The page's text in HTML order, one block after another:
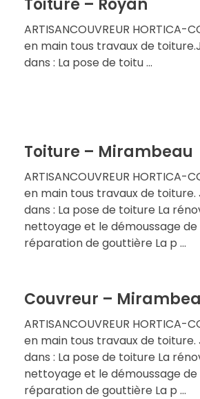
Toiture – Royan
ARTISANCOUVREUR HORTICA-
en main tous travaux de
dans : La pose de toitu ...
Toiture – Mirambeau
ARTISANCOUVREUR HORTICA-
en main tous travaux de toiture.
dans : La pose de toiture La
nettoyage et le démoussage
réparation de gouttière La p ...
Couvreur –
ARTISANCOUVREUR HORTICA-
en main tous travaux de toiture.
dans : La pose de toiture La
nettoyage et le démoussage
réparation de gouttière La p ...